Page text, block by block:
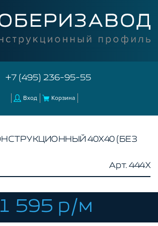
+7 (495) 236-95-55
Вход Корзина
ТОВАРОВ
ПРОФИЛЬ
40Х40 (БЕЗ
Арт. 444X
1 595 р/м